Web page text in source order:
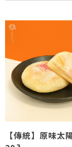
【傳統】原味太